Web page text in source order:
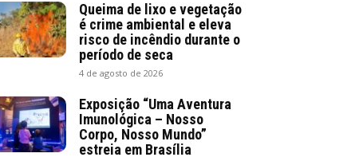
Queima de lixo e vegetação
é crime ambiental e eleva
risco de incêndio durante o
período de seca
4 de agosto de 2026
Exposição “Uma Aventura
Imunológica – Nosso
Corpo, Nosso Mundo”
estreia em Brasília